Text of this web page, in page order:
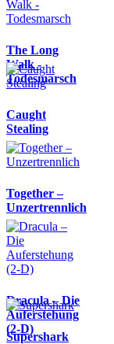
The Long
Walk -
Todesmarsch
Caught
Stealing
Together –
Unzertrennlich
Dracula – Die
Auferstehung
(2-D)
Supershark